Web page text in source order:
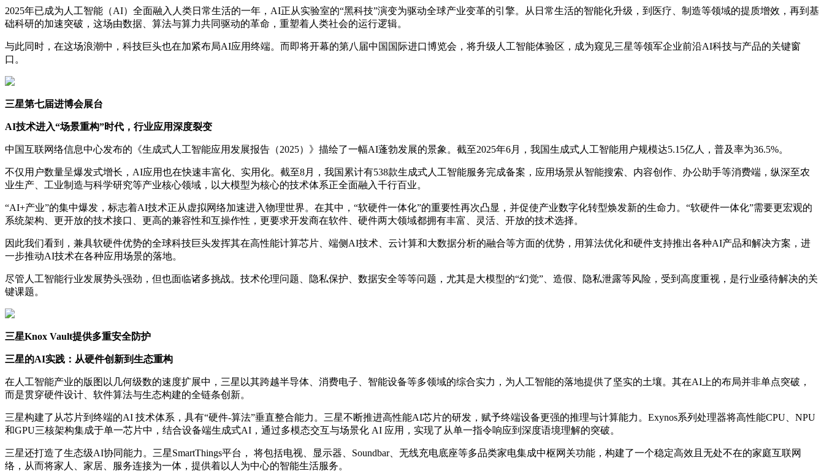
2025年已成为人工智能（AI）全面融入人类日常生活的一年，AI正从实验室的“黑科技”演变为驱动全球产业变革的引擎。从日常生活的智能化升级，到医疗、制造等领域的提质增效，再到基
础科研的加速突破，这场由数据、算法与算力共同驱动的革命，重塑着人类社会的运行逻辑。
与此同时，在这场浪潮中，科技巨头也在加紧布局AI应用终端。而即将开幕的第八届中国国际进口博览会，将升级人工智能体验区，成为窥见三星等领军企业前沿AI科技与产品的关键窗
口。
三星第七届进博会展台
AI技术进入“场景重构”时代，行业应用深度裂变
中国互联网络信息中心发布的《生成式人工智能应用发展报告（2025）》描绘了一幅AI蓬勃发展的景象。截至2025年6月，我国生成式人工智能用户规模达5.15亿人，普及率为36.5%。
不仅用户数量呈爆发式增长，AI应用也在快速丰富化、实用化。截至8月，我国累计有538款生成式人工智能服务完成备案，应用场景从智能搜索、内容创作、办公助手等消费端，纵深至农
业生产、工业制造与科学研究等产业核心领域，以大模型为核心的技术体系正全面融入千行百业。
“AI+产业”的集中爆发，标志着AI技术正从虚拟网络加速进入物理世界。在其中，“软硬件一体化”的重要性再次凸显，并促使产业数字化转型焕发新的生命力。“软硬件一体化”需要更宏观的
系统架构、更开放的技术接口、更高的兼容性和互操作性，更要求开发商在软件、硬件两大领域都拥有丰富、灵活、开放的技术选择。
因此我们看到，兼具软硬件优势的全球科技巨头发挥其在高性能计算芯片、端侧AI技术、云计算和大数据分析的融合等方面的优势，用算法优化和硬件支持推出各种AI产品和解决方案，进
一步推动AI技术在各种应用场景的落地。
尽管人工智能行业发展势头强劲，但也面临诸多挑战。技术伦理问题、隐私保护、数据安全等等问题，尤其是大模型的“幻觉”、造假、隐私泄露等风险，受到高度重视，是行业亟待解决的关
键课题。
三星Knox Vault提供多重安全防护
三星的AI实践：从硬件创新到生态重构
在人工智能产业的版图以几何级数的速度扩展中，三星以其跨越半导体、消费电子、智能设备等多领域的综合实力，为人工智能的落地提供了坚实的土壤。其在AI上的布局并非单点突破，
而是贯穿硬件设计、软件算法与生态构建的全链条创新。
三星构建了从芯片到终端的AI 技术体系，具有“硬件-算法”垂直整合能力。三星不断推进高性能AI芯片的研发，赋予终端设备更强的推理与计算能力。Exynos系列处理器将高性能CPU、NPU
和GPU三核架构集成于单一芯片中，结合设备端生成式AI，通过多模态交互与场景化 AI 应用，实现了从单一指令响应到深度语境理解的突破。
三星还打造了生态级AI协同能力。三星SmartThings平台， 将包括电视、显示器、Soundbar、无线充电底座等多品类家电集成中枢网关功能，构建了一个稳定高效且无处不在的家庭互联网
络，从而将家人、家居、服务连接为一体，提供着以人为中心的智能生活服务。